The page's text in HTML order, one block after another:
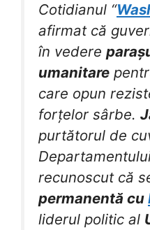
Cotidianul “
afirmat că
în vedere
umanitare
care opun
forțelor sârbe.
purtătorul de
recunoscut că
permanentă cu
liderul politic al